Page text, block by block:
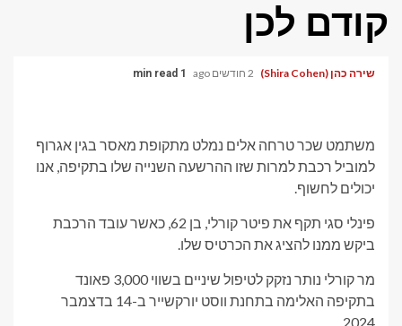
קודם לכן
שירה כהן (Shira Cohen) 2 חודשים ago 1 min read
משתמט שכר טרחה אלים נמלט מתקופת מאסר בגין אגרוף
למוביל רכבת למרות שזו ההרשעה השנייה שלו בתקיפה, אנו
יכולים לחשוף.
פינלי סגי תקף את פיטר קורלי, בן 62, כאשר עובד הרכבת
ביקש ממנו להציג את הכרטיס שלו.
מר קורלי נותר נזקק לטיפול שיניים בשווי 3,000 פאונד
בתקיפה האלימה בתחנת ווסט יורקשייר ב-14 בדצמבר
2024.